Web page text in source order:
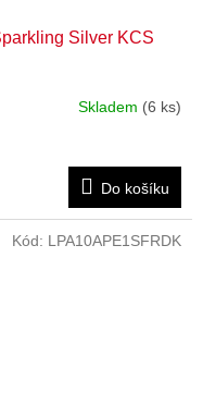
Silver KCS
Skladem (6 ks)
Do košíku
Kód: LPA10APE1SFRDK